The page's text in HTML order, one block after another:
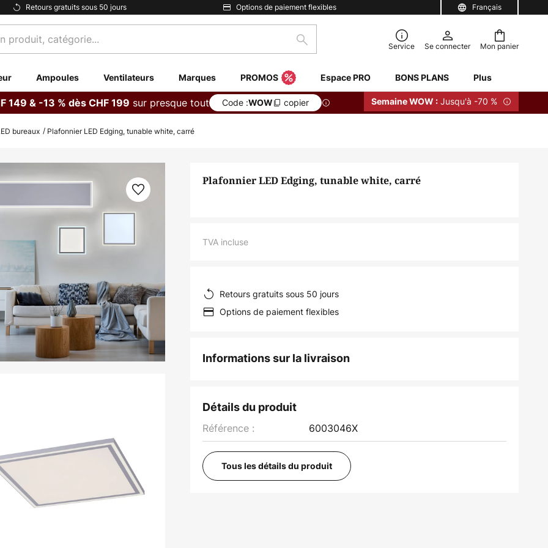
Français
Retours gratuits sous 50 jours Options de paiement flexibles
Mon panier
Rechercher Service Se connecter
Ampoules Ventilateurs Marques PROMOS Espace PRO BONS PLANS Plus
149 & -13 % dès CHF 199 sur presque tout Code :WOW copier Semaine WOW : Jusqu'à -70 %
bureaux Plafonnier LED Edging, tunable white, carré
Plafonnier LED Edging, tunable white, carré
TVA incluse
Retours gratuits sous 50 jours
Options de paiement flexibles
Informations sur la livraison
Détails du produit
Référence : 6003046X
Tous les détails du produit